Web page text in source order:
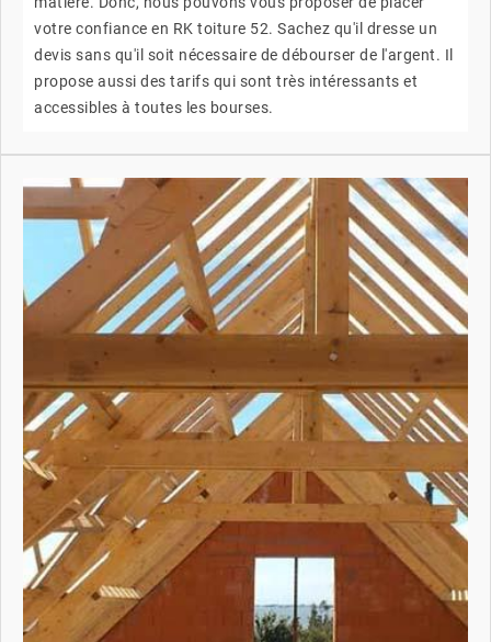
votre confiance en RK toiture 52. Sachez qu'il dresse un
devis sans qu'il soit nécessaire de débourser de l'argent. Il
propose aussi des tarifs qui sont très intéressants et
accessibles à toutes les bourses.